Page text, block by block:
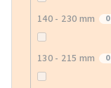
140 - 230 mm 0
130 - 215 mm 0